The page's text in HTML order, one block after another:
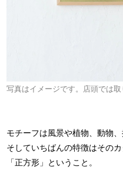
写真はイメージです。店頭では
モチーフは風景や植物、動物、
そしていちばんの特徴はそのカ
「正方形」ということ。